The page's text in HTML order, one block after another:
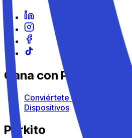
Gana con Parkito
Conviértete en anfitrión
Dispositivos
Parkito